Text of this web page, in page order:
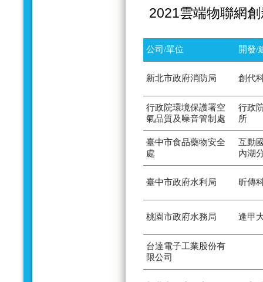
2021雲端物聯網
公司/單位 開發/
新北市政府消防局 創代
行政院環境保護署空
氣品質及噪音管制處
行政
所
臺中市食品藥物安全
處
互動
內湖
臺中市政府水利局 昕傳
桃園市政府水務局 逢甲
台達電子工業股份有
限公司